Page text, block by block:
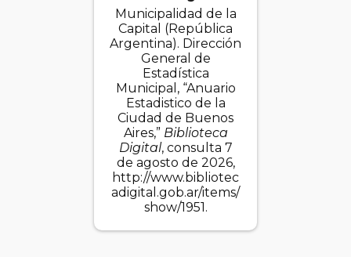
Municipalidad de la
Capital (República
Argentina). Dirección
General de
Estadística
Municipal, “Anuario
Estadistico de la
Ciudad de Buenos
Aires,” Biblioteca
Digital, consulta 7
de agosto de 2026,
http://www.bibliotec
adigital.gob.ar/items/
show/1951.